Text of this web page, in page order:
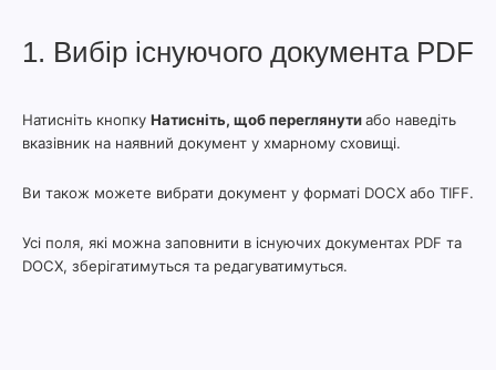
1. Вибір існуючого документа PDF
Натисніть кнопку Натисніть, щоб переглянутиабо наведіть
вказівник на наявний документ у хмарному сховищі.
Ви також можете вибрати документ у форматі DOCX або TIFF.
Усі поля, які можна заповнити в існуючих документах PDF та
DOCX, зберігатимуться та редагуватимуться.